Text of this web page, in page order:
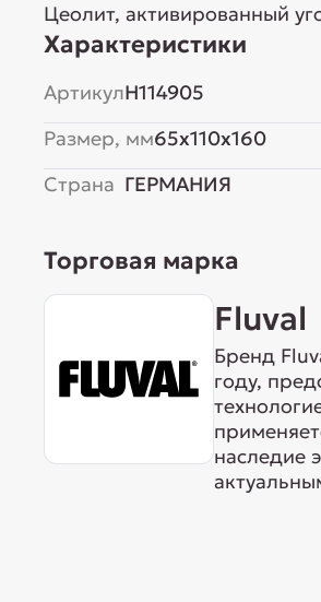
Цеолит, активированный
Характеристики
АртикулH114905
Размер, мм65x110x160
Страна ГЕРМАНИЯ
Торговая марка
Fluval
Бренд
году,
наследие